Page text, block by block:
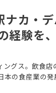
ナカ・
経験を
グス。飲食店
本の食産業の発